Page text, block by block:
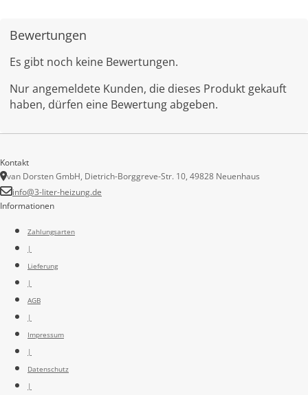
Bewertungen
Es gibt noch keine Bewertungen.
Nur angemeldete Kunden, die dieses Produkt gekauft
haben, dürfen eine Bewertung abgeben.
Informationen
Zahlungsarten
|
Lieferung
|
AGB
|
Impressum
|
Datenschutz
|
Kontakt
van Dorsten GmbH, Dietrich-Borggreve-Str. 10, 49828 Neuenhaus
info@3-liter-heizung.de